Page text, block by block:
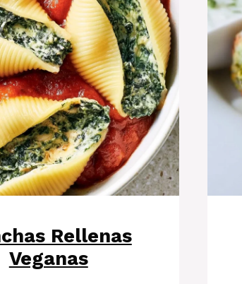
Rellenas
Veganas